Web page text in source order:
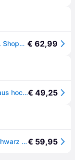
Reisenthel - Einkaufstasche coolerbag XL Shopper 1 ct Schwarz € 62,99
reisenthel coolerbag XL - XL Kühltasche aus hochwertigem Polyestergewebe Ideal für das Picknick, den Einkauf und unterwegs, Couleur:Twist Silver€ 49,25
reisenthel coolerbag XL black LH7003 schwarz 30L Kühltasche€ 59,95